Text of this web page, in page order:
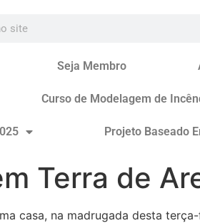
Seja Membro
Curso de Modelagem de
Projeto Baseado
Terra de
casa, na madrugada desta